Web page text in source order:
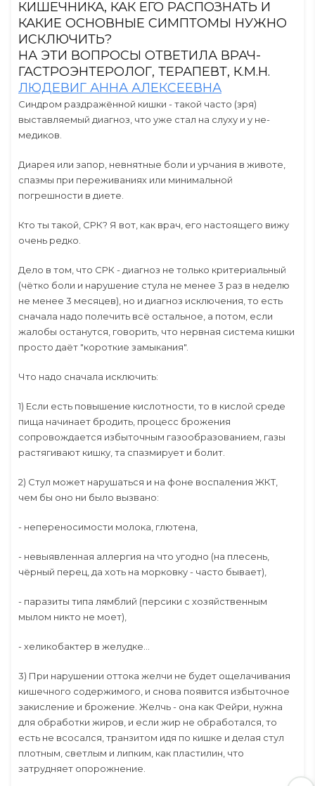
КИШЕЧНИКА, КАК ЕГО РАСПОЗНАТЬ И
КАКИЕ ОСНОВНЫЕ СИМПТОМЫ НУЖНО
ИСКЛЮЧИТЬ?
НА ЭТИ ВОПРОСЫ ОТВЕТИЛА ВРАЧ-
ГАСТРОЭНТЕРОЛОГ, ТЕРАПЕВТ, К.М.Н.
ЛЮДЕВИГ АННА АЛЕКСЕЕВНА
Синдром раздражённой кишки - такой часто (зря)
выставляемый диагноз, что уже стал на слуху и у не-
медиков.
Диарея или запор, невнятные боли и урчания в животе,
спазмы при переживаниях или минимальной
погрешности в диете.
Кто ты такой, СРК? Я вот, как врач, его настоящего вижу
очень редко.
Дело в том, что СРК - диагноз не только критериальный
(чётко боли и нарушение стула не менее 3 раз в неделю
не менее 3 месяцев), но и диагноз исключения, то есть
сначала надо полечить всё остальное, а потом, если
жалобы останутся, говорить, что нервная система кишки
просто даёт "короткие замыкания".
Что надо сначала исключить:
1) Если есть повышение кислотности, то в кислой среде
пища начинает бродить, процесс брожения
сопровождается избыточным газообразованием, газы
растягивают кишку, та спазмирует и болит.
2) Стул может нарушаться и на фоне воспаления ЖКТ,
чем бы оно ни было вызвано:
- непереносимости молока, глютена,
- невыявленная аллергия на что угодно (на плесень,
чёрный перец, да хоть на морковку - часто бывает),
- паразиты типа лямблий (персики с хозяйственным
мылом никто не моет),
- хеликобактер в желудке...
3) При нарушении оттока желчи не будет ощелачивания
кишечного содержимого, и снова появится избыточное
закисление и брожение. Желчь - она как Фейри, нужна
для обработки жиров, и если жир не обработался, то
есть не всосался, транзитом идя по кишке и делая стул
плотным, светлым и липким, как пластилин, что
затрудняет опорожнение.